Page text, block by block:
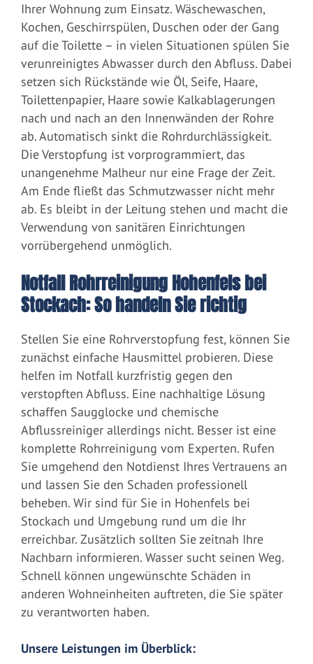
Ihrer Wohnung zum Einsatz. Wäschewaschen,
Kochen, Geschirrspülen, Duschen oder der Gang
auf die Toilette – in vielen Situationen spülen Sie
verunreinigtes Abwasser durch den Abfluss. Dabei
setzen sich Rückstände wie Öl, Seife, Haare,
Toilettenpapier, Haare sowie Kalkablagerungen
nach und nach an den Innenwänden der Rohre
ab. Automatisch sinkt die Rohrdurchlässigkeit.
Die Verstopfung ist vorprogrammiert, das
unangenehme Malheur nur eine Frage der Zeit.
Am Ende fließt das Schmutzwasser nicht mehr
ab. Es bleibt in der Leitung stehen und macht die
Verwendung von sanitären Einrichtungen
vorrübergehend unmöglich.
Notfall Rohrreinigung Hohenfels bei
Stockach: So handeln Sie richtig
Stellen Sie eine Rohrverstopfung fest, können Sie
zunächst einfache Hausmittel probieren. Diese
helfen im Notfall kurzfristig gegen den
verstopften Abfluss. Eine nachhaltige Lösung
schaffen Saugglocke und chemische
Abflussreiniger allerdings nicht. Besser ist eine
komplette Rohrreinigung vom Experten. Rufen
Sie umgehend den Notdienst Ihres Vertrauens an
und lassen Sie den Schaden professionell
beheben. Wir sind für Sie in Hohenfels bei
Stockach und Umgebung rund um die Ihr
erreichbar. Zusätzlich sollten Sie zeitnah Ihre
Nachbarn informieren. Wasser sucht seinen Weg.
Schnell können ungewünschte Schäden in
anderen Wohneinheiten auftreten, die Sie später
zu verantworten haben.
Unsere Leistungen im Überblick: